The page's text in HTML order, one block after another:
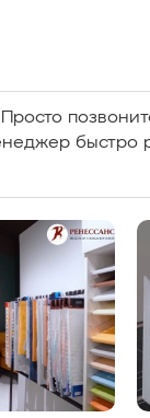
быстро